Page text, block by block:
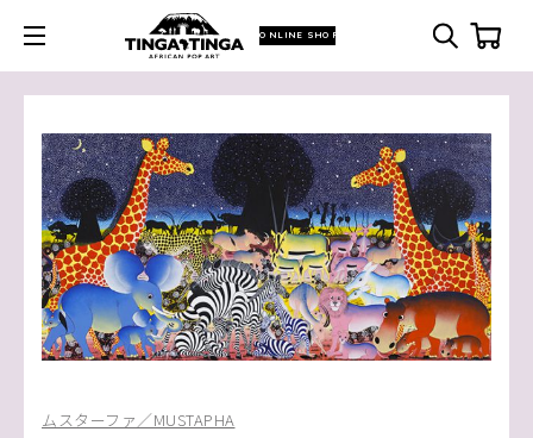
ONLINE SHOP
ムスターファ／MUSTAPHA